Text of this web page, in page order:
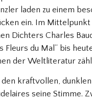
laden zu einem
ein. Im
Dichters Charles
Fleurs du Mal“ bis
der Weltliteratur
kraftvollen,
seine Stimme.